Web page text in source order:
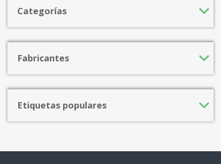
Categorías
Fabricantes
Etiquetas populares